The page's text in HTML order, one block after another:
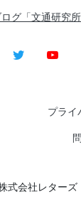
グ「文通研究所
プライ
式会社レターズ